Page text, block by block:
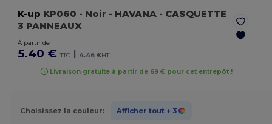
K-up KP060 - Noir - HAVANA - CASQUETTE
3 PANNEAUX
À partir de
5.40 € TTC | 4.46 €HT
Livraison gratuite à partir de 69 € pour cet entrepôt !
Choisissez la couleur: Afficher tout + 3